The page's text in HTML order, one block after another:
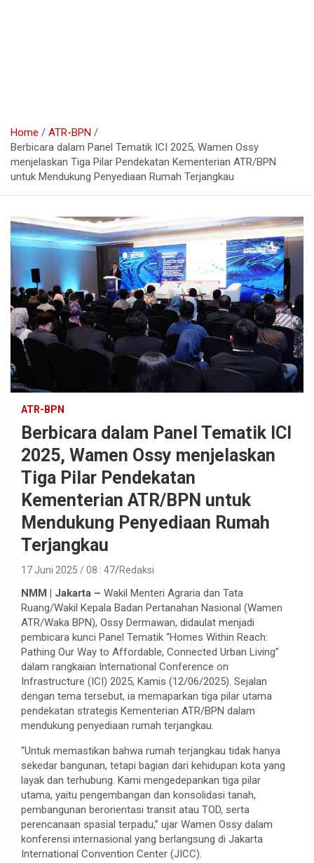
Home
ATR-BPN
Berbicara dalam Panel Tematik ICI 2025, Wamen Ossy
menjelaskan Tiga Pilar Pendekatan Kementerian ATR/BPN
untuk Mendukung Penyediaan Rumah Terjangkau
ATR-BPN
Berbicara dalam Panel Tematik ICI
2025, Wamen Ossy menjelaskan
Tiga Pilar Pendekatan
Kementerian ATR/BPN untuk
Mendukung Penyediaan Rumah
Terjangkau
17 Juni 2025 / 08 : 47 Redaksi
NMM | Jakarta – Wakil Menteri Agraria dan Tata
Ruang/Wakil Kepala Badan Pertanahan Nasional (Wamen
ATR/Waka BPN), Ossy Dermawan, didaulat menjadi
pembicara kunci Panel Tematik “Homes Within Reach:
Pathing Our Way to Affordable, Connected Urban Living”
dalam rangkaian International Conference on
Infrastructure (ICI) 2025, Kamis (12/06/2025). Sejalan
dengan tema tersebut, ia memaparkan tiga pilar utama
pendekatan strategis Kementerian ATR/BPN dalam
mendukung penyediaan rumah terjangkau.
“Untuk memastikan bahwa rumah terjangkau tidak hanya
sekedar bangunan, tetapi bagian dari kehidupan kota yang
layak dan terhubung. Kami mengedepankan tiga pilar
utama, yaitu pengembangan dan konsolidasi tanah,
pembangunan berorientasi transit atau TOD, serta
perencanaan spasial terpadu,” ujar Wamen Ossy dalam
konferensi internasional yang berlangsung di Jakarta
International Convention Center (JICC).